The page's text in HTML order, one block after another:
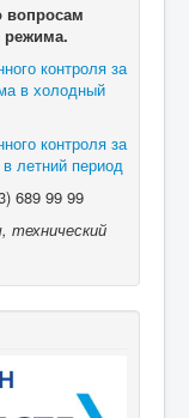
режима.
контроля за
в холодный
контроля за
летний период
689 99 99
технический